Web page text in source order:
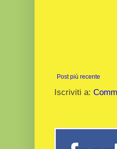
Post più recente
Iscriviti a: